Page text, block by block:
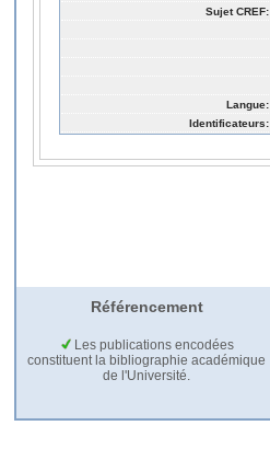
Sujet CREF:
Langue:
Identificateurs:
Référencement
Les publications encodées
constituent la bibliographie académique
de l'Université.